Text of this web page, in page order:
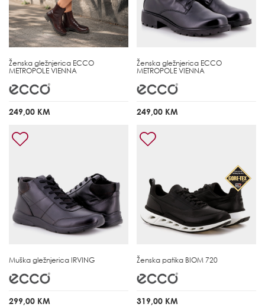
Ženska gležnjerica ECCO
METROPOLE VIENNA
249,00 KM
Ženska gležnjerica ECCO
METROPOLE VIENNA
249,00 KM
Muška gležnjerica IRVING
299,00 KM
Ženska patika BIOM 720
319,00 KM